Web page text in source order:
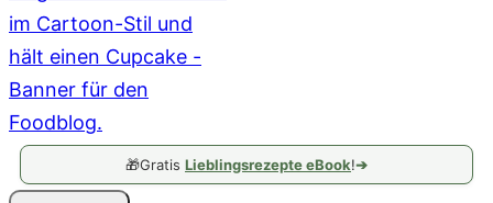
🎁Gratis Lieblingsrezepte eBook!➔